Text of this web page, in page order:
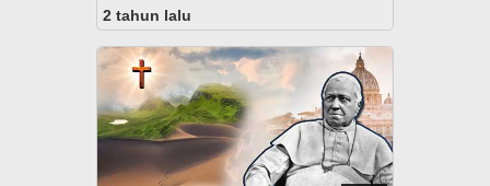
2 tahun lalu